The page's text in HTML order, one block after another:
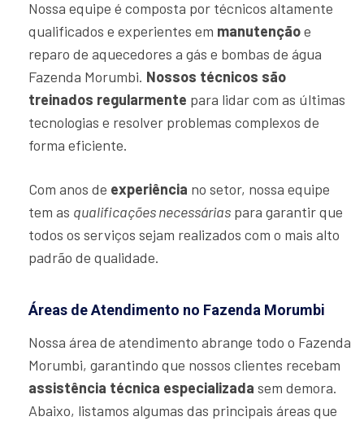
Nossa equipe é composta por técnicos altamente
qualificados e experientes em manutençãoe
reparo de aquecedores a gás e bombas de água
Fazenda Morumbi. Nossos técnicos são
treinados regularmente para lidar com as últimas
tecnologias e resolver problemas complexos de
forma eficiente.
Com anos de experiência no setor, nossa equipe
tem as qualificações necessárias para garantir que
todos os serviços sejam realizados com o mais alto
padrão de qualidade.
Áreas de Atendimento no Fazenda Morumbi
Nossa área de atendimento abrange todo o Fazenda
Morumbi, garantindo que nossos clientes recebam
assistência técnica especializada sem demora.
Abaixo, listamos algumas das principais áreas que